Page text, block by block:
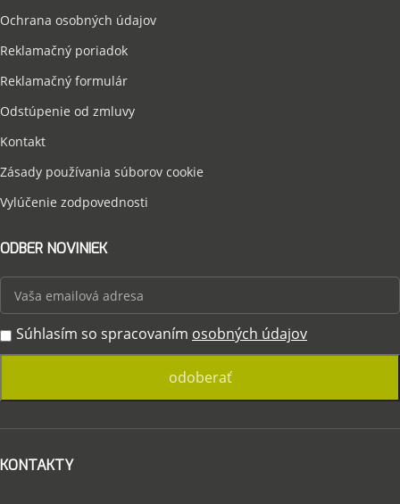
Ochrana osobných údajov
Reklamačný poriadok
Reklamačný formulár
Odstúpenie od zmluvy
Kontakt
Zásady používania súborov cookie
Vylúčenie zodpovednosti
ODBER NOVINIEK
Súhlasím so spracovaním osobných údajov
KONTAKTY